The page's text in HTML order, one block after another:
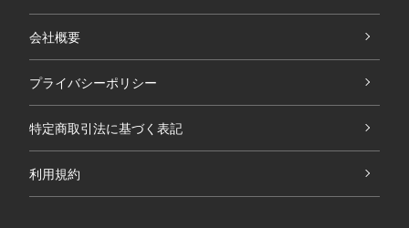
会社概要
プライバシーポリシー
特定商取引法に基づく表記
利用規約